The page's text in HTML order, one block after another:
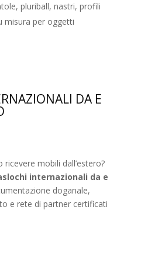
pluriball, nastri, profili
misura per oggetti
DA E
mobili dall’estero?
internazionali da e
doganale,
e rete di partner certificati